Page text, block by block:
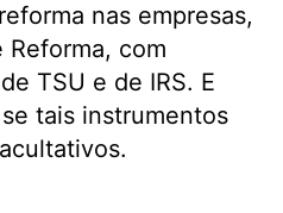
nas empresas,
Reforma, com
TSU e de IRS. E
tais instrumentos